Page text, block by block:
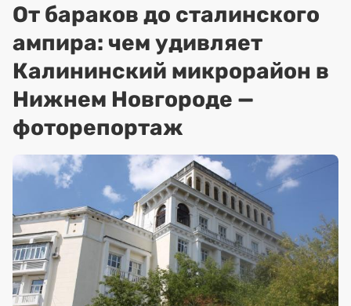
От бараков до сталинского
ампира: чем удивляет
Калининский микрорайон в
Нижнем Новгороде —
фоторепортаж